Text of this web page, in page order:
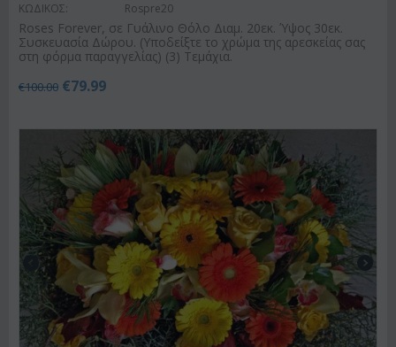
ΚΩΔΙΚΟΣ: Rospre20
Roses Forever, σε Γυάλινο Θόλο Διαμ. 20εκ. Ύψος 30εκ.
Συσκευασία Δώρου. (Υποδείξτε το χρώμα της αρεσκείας σας
στη φόρμα παραγγελίας) (3) Τεμάχια.
€100.00 €79.99